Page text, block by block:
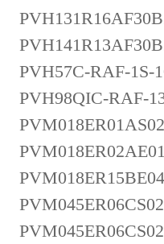
PVH57C-RAF-1S-
PVH98QIC-RAF-